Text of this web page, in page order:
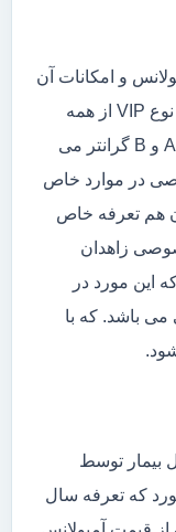
و امکانات آن
متفاوت خواهد بود معمولا آمبولانس های نوع VIP از همه
مدل ها گرانتر و بعد از آن مدل های تیپ A و B گرانتر می
در موارد خاص
هم تعرفه خاص
زاهدان
که این مورد در
باشد. که با
بیمار توسط
که تعرفه سال